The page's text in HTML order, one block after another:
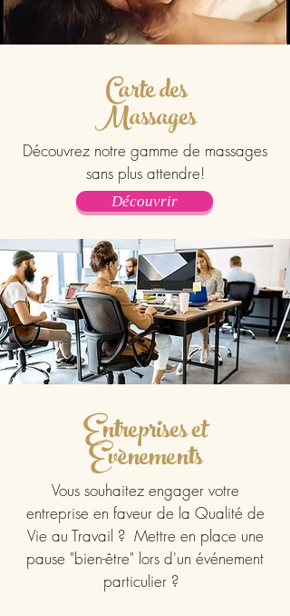
Carte des
Massages
Découvrez notre gamme de massages
sans plus attendre!
Découvrir
Entreprises et
Evènements
Vous souhaitez engager votre
entreprise en faveur de la Qualité de
Vie au Travail ? Mettre en place une
pause "bien-être" lors d'un événement
particulier ?